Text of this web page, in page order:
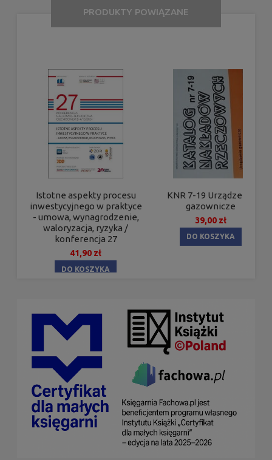
PRODUKTY POWIĄZANE
Istotne aspekty procesu
inwestycyjnego w praktyce
- umowa, wynagrodzenie,
waloryzacja, ryzyka /
konferencja 27
41,90 zł
DO KOSZYKA
KNR 7-19 Urządzenia
gazownicze
39,00 zł
DO KOSZYKA